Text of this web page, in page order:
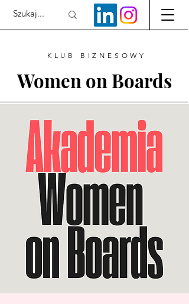
KLUB BIZNESOWY
Women on Boards